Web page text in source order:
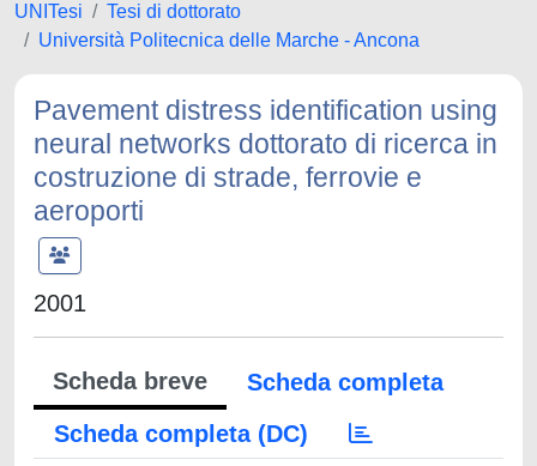
UNITesi
Tesi di dottorato
Università Politecnica delle Marche - Ancona
Pavement distress identification using
neural networks dottorato di ricerca in
costruzione di strade, ferrovie e
aeroporti
2001
Scheda breve
Scheda completa
Scheda completa (DC)